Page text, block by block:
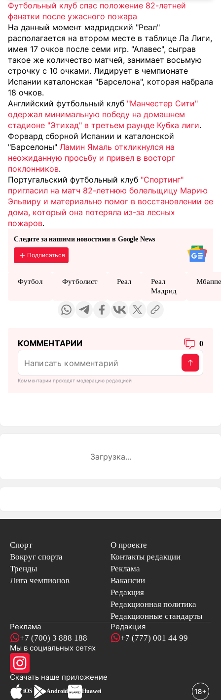
Футбольный клуб спас положение 82-летней
фанатки после ужасного пожара
На данный момент мадридский "Реал"
располагается на втором месте в таблице Ла Лиги,
имея 17 очков после семи игр. "Алавес", сыграв
такое же количество матчей, занимает восьмую
строчку с 10 очками. Лидирует в чемпионате
Испании каталонская "Барселона", которая набрала
18 очков.
Английский футбольный клуб "Манчестер Сити"
одержал минимальную победу на домашнем
стадионе "Этихад" в третьем раунде Кубка лиги.
Форвард сборной Испании и каталонской
"Барселоны" Ламин Ямаль откликнулся на
неожиданную просьбу и привел в восторг
поклонников.
Португальский футбольный клуб "Спортинг"
пригласил на матч 82-летнюю болельщицу Марию
Эльвиру и материально помог в восстановлении ее
дома, который она потеряла из-за лесных
пожаров.
Следите за нашими новостями в Google News
Подписаться
Футбол Футболист Реал
Реал
Мадрид
КОММЕНТАРИИ 0
Комментарии проходят модерацию редакцией
Загрузка...
Спорт
Вокруг спорта
Тренды
Лига чемпионов
О проекте
Контакты редакции
Реклама
Вакансии
Редакция
Редакционная политика
Редакционные стандарты
Реклама
+7 (700) 3 888 188
Редакция
+7 (777) 001 44 99
Мы в социальных сетях
Скачать наше приложениеновостей
iOS Android Huawei